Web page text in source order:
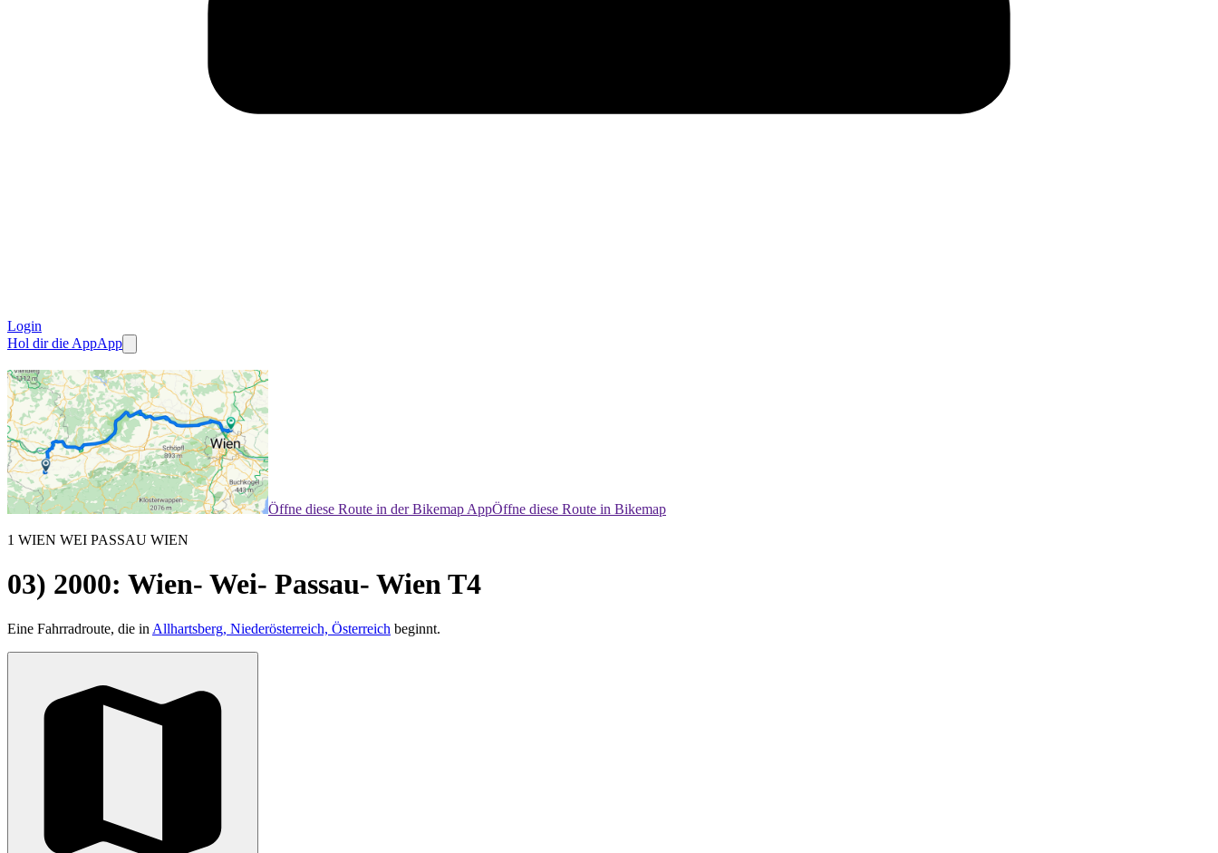
Login
Hol dir die AppApp
Öffne diese Route in der Bikemap AppÖffne diese Route in Bikemap
1 WIEN WEI PASSAU WIEN
03) 2000: Wien- Wei- Passau- Wien T4
Eine Fahrradroute, die in Allhartsberg, Niederösterreich, Österreich beginnt.